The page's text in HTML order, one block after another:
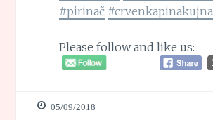
#pirinač #crvenkapinakujna
Please follow and like us:
05/09/2018